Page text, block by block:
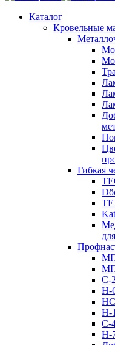
Каталог
Кровельные
Гибкая
С-
Н-
Н-
С-
Н-